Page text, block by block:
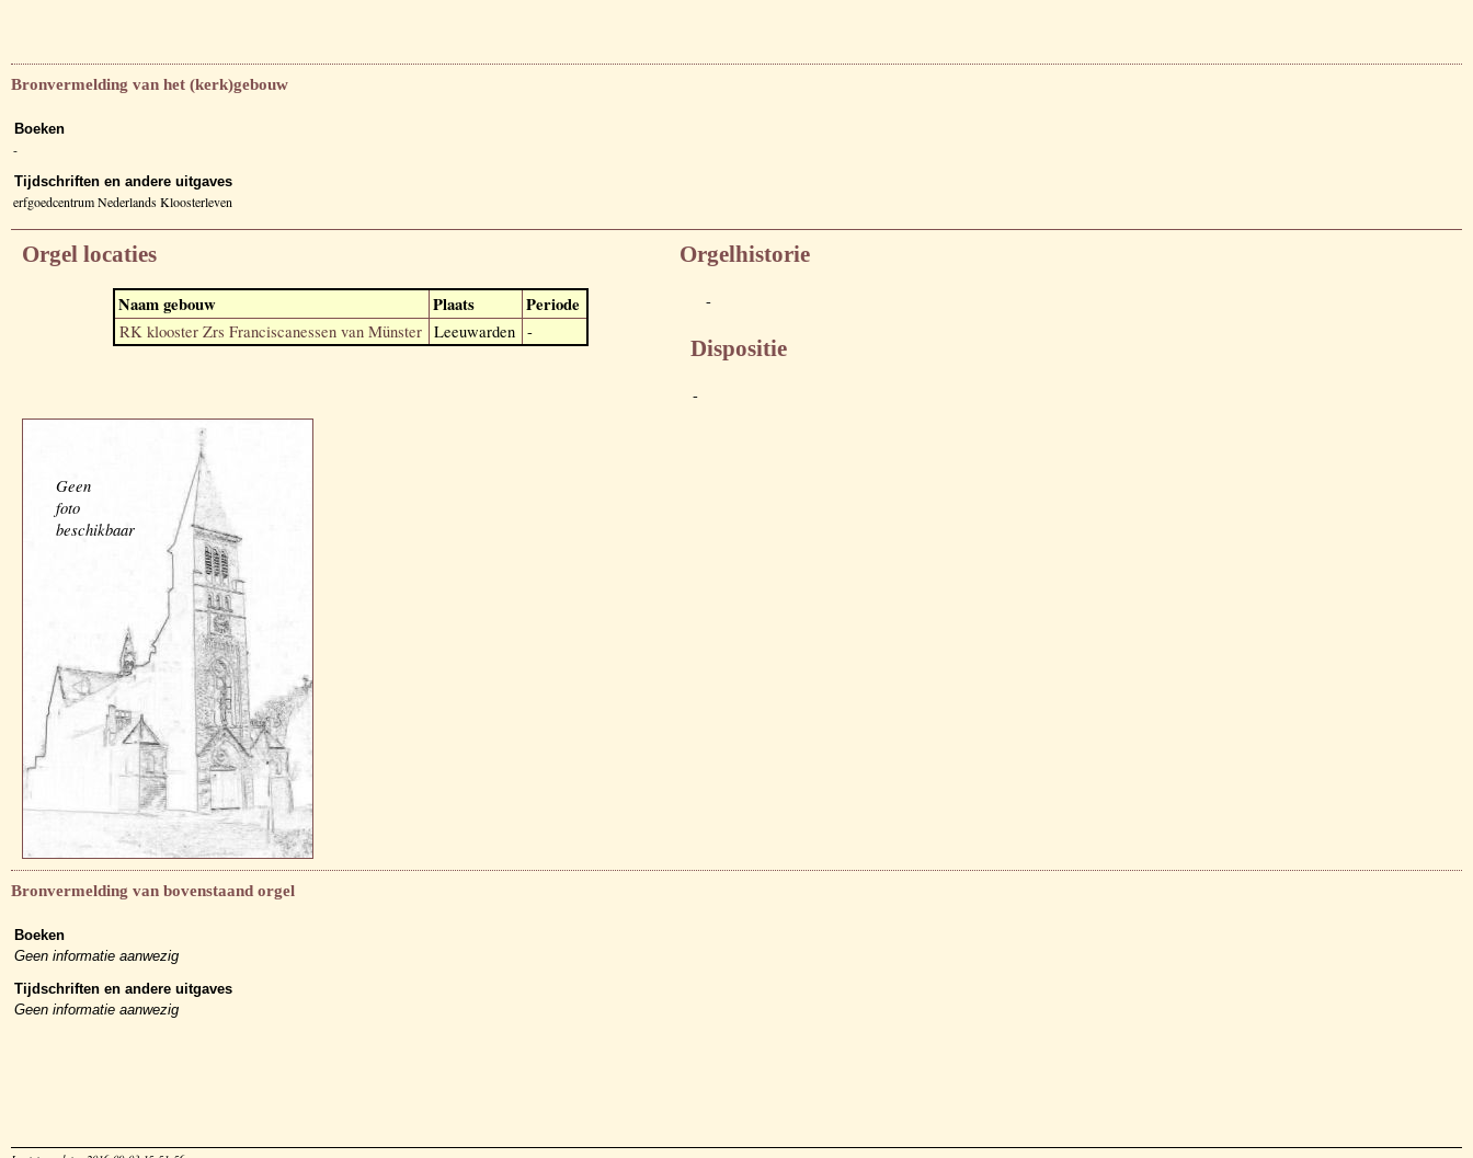
Bronvermelding van het (kerk)gebouw
Boeken
-
Tijdschriften en andere uitgaves
erfgoedcentrum Nederlands Kloosterleven
Orgel locaties
Naam gebouw Plaats Periode
RK klooster Zrs Franciscanessen van Münster Leeuwarden -
Orgelhistorie
-
Dispositie
-
Geen
foto
beschikbaar
Bronvermelding van bovenstaand orgel
Boeken
Geen informatie aanwezig
Tijdschriften en andere uitgaves
Geen informatie aanwezig